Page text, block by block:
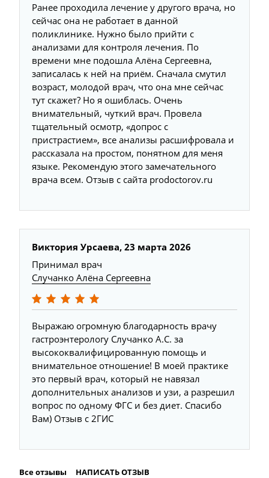
Ранее проходила лечение у другого врача, но
сейчас она не работает в данной
поликлинике. Нужно было прийти с
анализами для контроля лечения. По
времени мне подошла Алёна Сергеевна,
записалась к ней на приём. Сначала смутил
возраст, молодой врач, что она мне сейчас
тут скажет? Но я ошиблась. Очень
внимательный, чуткий врач. Провела
тщательный осмотр, «допрос с
пристрастием», все анализы расшифровала и
рассказала на простом, понятном для меня
языке. Рекомендую этого замечательного
врача всем. Отзыв с сайта prodoctorov.ru
Виктория Урсаева, 23 марта 2026
Принимал врач
Случанко Алёна Сергеевна
Выражаю огромную благодарность врачу
гастроэнтерологу Случанко А.С. за
высококвалифицированную помощь и
внимательное отношение! В моей практике
это первый врач, который не навязал
дополнительных анализов и узи, а разрешил
вопрос по одному ФГС и без диет. Спасибо
Вам) Отзыв с 2ГИС
Все отзывы НАПИСАТЬ ОТЗЫВ